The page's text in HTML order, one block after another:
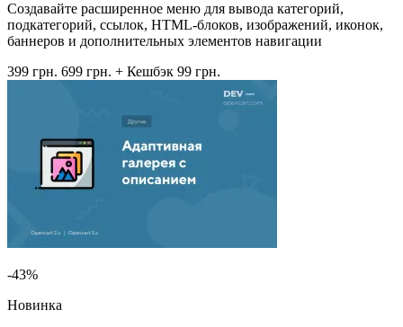
Создавайте расширенное меню для вывода категорий,
подкатегорий, ссылок, HTML-блоков, изображений, иконок,
баннеров и дополнительных элементов навигации
399 грн. 699 грн. + Кешбэк 99 грн.
-43%
Новинка